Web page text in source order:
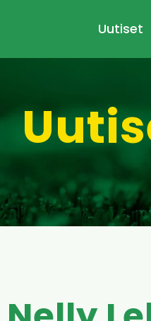
Uutiset